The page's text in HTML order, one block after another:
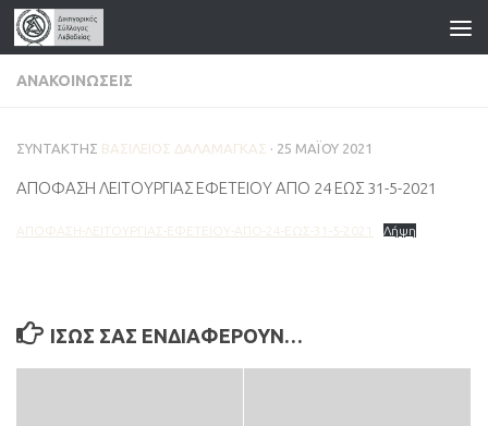
Skip to content
ΑΝΑΚΟΙΝΏΣΕΙΣ
ΣΥΝΤΆΚΤΗΣ ΒΑΣΊΛΕΙΟΣ ΔΑΛΑΜΆΓΚΑΣ · 25 ΜΑΪ́ΟΥ 2021
ΑΠΟΦΑΣΗ ΛΕΙΤΟΥΡΓΙΑΣ ΕΦΕΤΕΙΟΥ ΑΠΟ 24 ΕΩΣ 31-5-2021
ΑΠΟΦΑΣΗ-ΛΕΙΤΟΥΡΓΙΑΣ-ΕΦΕΤΕΙΟΥ-ΑΠΟ-24-ΕΩΣ-31-5-2021 Λήψη
ΊΣΩΣ ΣΑΣ ΕΝΔΙΑΦΈΡΟΥΝ…